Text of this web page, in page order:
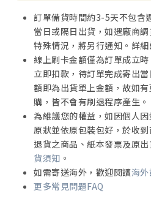
訂單備貨時間約3-5天不包含
當日或隔日出貨，如遇廠商
特殊情況，將另行通知。詳
線上刷卡金額僅為訂單成立
立即扣款，待訂單完成寄出
額即為出貨單上金額，故如
購，皆不會有刷退程序產生。
為維護您的權益，如因個人
原狀並依原包裝包好，於收
退貨之商品、紙本發票及原
貨須知 。
如需寄送海外，歡迎閱讀海
更多常見問題FAQ